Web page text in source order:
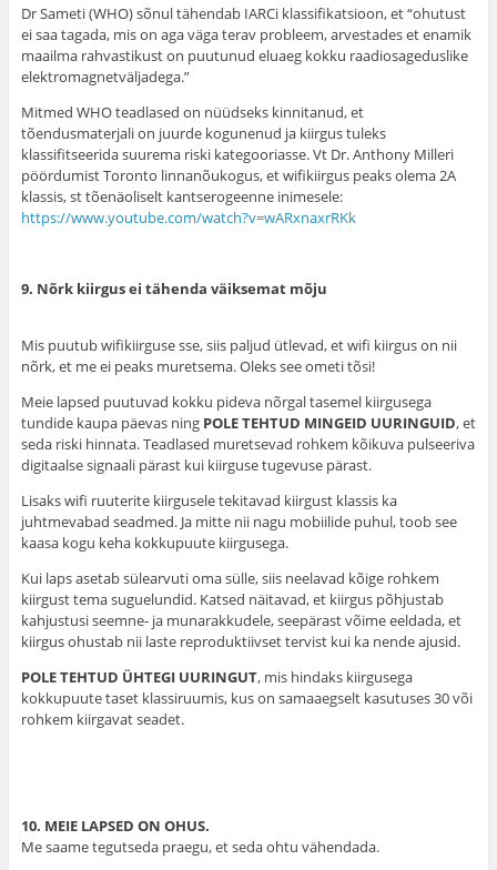
Dr Sameti (WHO) sõnul tähendab IARCi klassifikatsioon, et “ohutust
ei saa tagada, mis on aga väga terav probleem, arvestades et enamik
maailma rahvastikust on puutunud eluaeg kokku raadiosageduslike
elektromagnetväljadega.”
Mitmed WHO teadlased on nüüdseks kinnitanud, et
tõendusmaterjali on juurde kogunenud ja kiirgus tuleks
klassifitseerida suurema riski kategooriasse. Vt Dr. Anthony Milleri
pöördumist Toronto linnanõukogus, et wifikiirgus peaks olema 2A
klassis, st tõenäoliselt kantserogeenne inimesele:
https://www.youtube.com/watch?v=wARxnaxrRKk
9. Nõrk kiirgus ei tähenda väiksemat mõju
Mis puutub wifikiirguse sse, siis paljud ütlevad, et wifi kiirgus on nii
nõrk, et me ei peaks muretsema. Oleks see ometi tõsi!
Meie lapsed puutuvad kokku pideva nõrgal tasemel kiirgusega
tundide kaupa päevas ning POLE TEHTUD MINGEID UURINGUID, et
seda riski hinnata. Teadlased muretsevad rohkem kõikuva pulseeriva
digitaalse signaali pärast kui kiirguse tugevuse pärast.
Lisaks wifi ruuterite kiirgusele tekitavad kiirgust klassis ka
juhtmevabad seadmed. Ja mitte nii nagu mobiilide puhul, toob see
kaasa kogu keha kokkupuute kiirgusega.
Kui laps asetab sülearvuti oma sülle, siis neelavad kõige rohkem
kiirgust tema suguelundid. Katsed näitavad, et kiirgus põhjustab
kahjustusi seemne- ja munarakkudele, seepärast võime eeldada, et
kiirgus ohustab nii laste reproduktiivset tervist kui ka nende ajusid.
POLE TEHTUD ÜHTEGI UURINGUT, mis hindaks kiirgusega
kokkupuute taset klassiruumis, kus on samaaegselt kasutuses 30 või
rohkem kiirgavat seadet.
10. MEIE LAPSED ON OHUS.
Me saame tegutseda praegu, et seda ohtu vähendada.